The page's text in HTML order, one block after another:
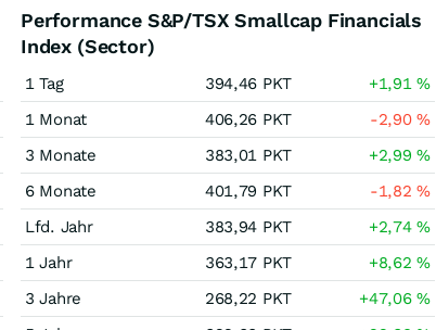
Performance S&P/TSX Smallcap Financials
Index (Sector)
1 Tag 394,46 PKT +1,91%
1 Monat
406,26 PKT -2,90%
3 Monate
383,01 PKT +2,99%
6 Monate
401,79 PKT -1,82%
Lfd. Jahr
383,94 PKT +2,74%
1 Jahr
363,17 PKT +8,62%
3 Jahre
268,22 PKT +47,06%